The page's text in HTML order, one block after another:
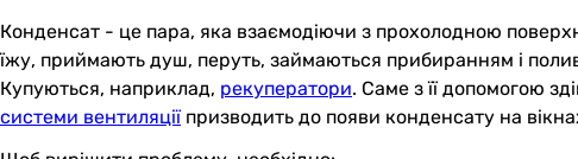
Конденсат - це пара, яка взаємодіючи з прохолодною
їжу, приймають душ, перуть, займаються прибиранням і
Купуються, наприклад, рекуператори. Саме з її допомогою
системи вентиляції призводить до появи конденсату на